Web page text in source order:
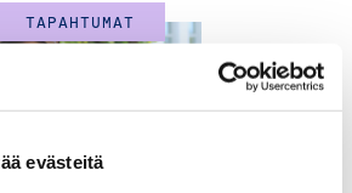
evästeitä
TAPAHTUMAT